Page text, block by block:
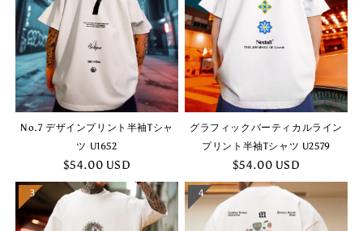
No.7 デザインプリント半袖Tシャ
ツ U1652
$54.00 USD
グラフィックバーティカルライン
プリント半袖Tシャツ U2579
$54.00 USD
3 4